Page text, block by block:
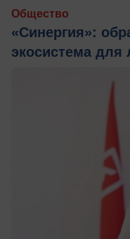
Общество
«Синергия»:
экосистема для